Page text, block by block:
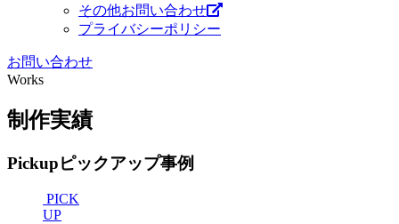
その他お問い合わせ
プライバシーポリシー
お問い合わせ
Works
制作実績
Pickupピックアップ事例
PICK
UP